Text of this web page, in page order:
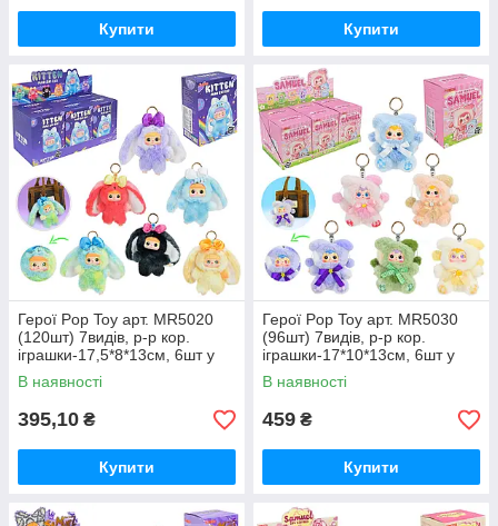
Купити Купити
Герої Pop Toy арт. MR5020
(120шт) 7видів, р-р кор.
іграшки-17,5*8*13см, 6шт у
дисплей боксі 40*17*32см
В наявності
395,10 ₴
Купити
Герої Pop Toy арт. MR5030
(96шт) 7видів, р-р кор.
іграшки-17*10*13см, 6шт у
дисплей боксі 40*17*32см
В наявності
459 ₴
Купити